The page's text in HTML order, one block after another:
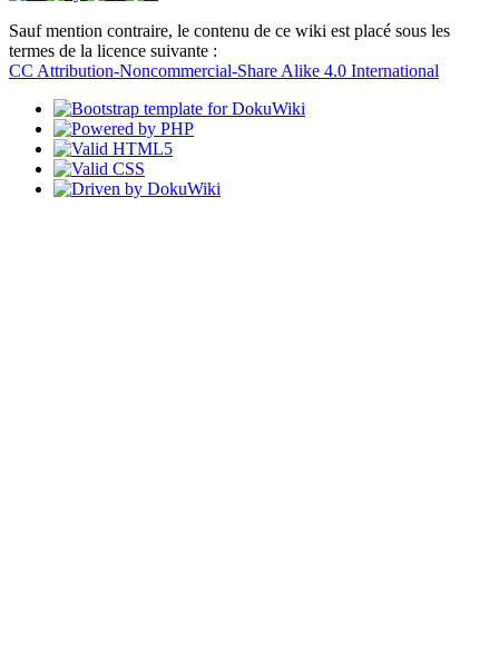
Sauf mention contraire, le contenu de ce wiki est placé sous les
termes de la licence suivante :
CC Attribution-Noncommercial-Share Alike 4.0 International